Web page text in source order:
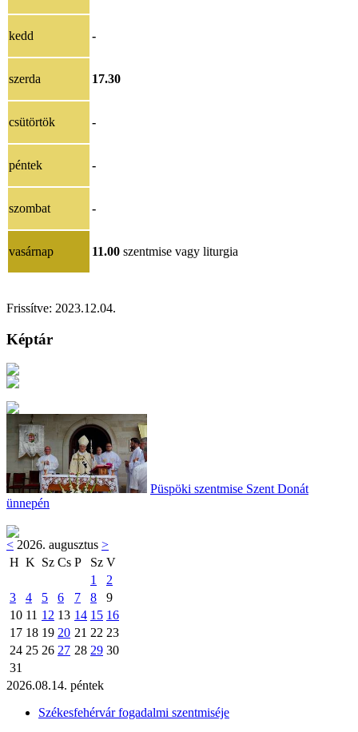
kedd -
szerda 17.30
csütörtök -
péntek -
szombat -
vasárnap 11.00 szentmise vagy liturgia
Frissítve: 2023.12.04.
Képtár
Püspöki szentmise Szent Donát
ünnepén
< 2026. augusztus >
H K Sz Cs P Sz V
1
2
3
4 5 6 7 8
9
10 11 12 13 14 15 16
17 18 19 20 21 22 23
24 25 26 27 28 29 30
31
2026.08.14. péntek
Székesfehérvár fogadalmi szentmiséje